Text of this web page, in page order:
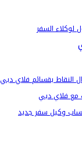
لوكلاء السفر
النقاط بقسائم فلاي دبي
مع فلاي دبي